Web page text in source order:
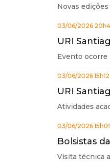
Novas
03/06/2026
URI
Evento ocorre
03/06/2026 15h12
URI
Atividades
03/06/2026
Bolsistas
Visita técnica